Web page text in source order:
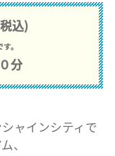
税込)
。
分
ャインシティで
、